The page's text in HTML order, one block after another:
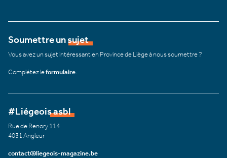
Soumettre un sujet
Vous avez un sujet intéressant en Province de Liège à nous soumettre ?
Complétez leformulaire
#Liégeois asbl
Rue de Renory 114
4031 Angleur
contact@liegeois-magazine.be